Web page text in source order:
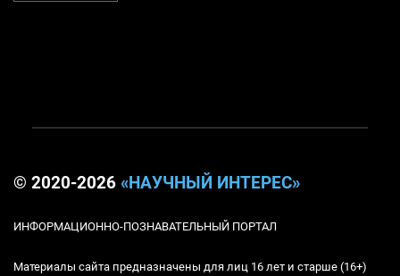
© 2020-2026 «НАУЧНЫЙ ИНТЕРЕС»
ИНФОРМАЦИОННО-ПОЗНАВАТЕЛЬНЫЙ ПОРТАЛ
Материалы сайта предназначены для лиц 16 лет и старше (16+)